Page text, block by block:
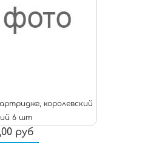
королевский
6 шт
руб